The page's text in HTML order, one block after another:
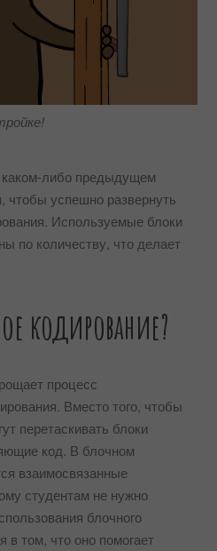
либо предыдущем
чтобы успешно развернуть
Используемые блоки
по количеству, что делает
кодирование?
процесс
Вместо того, чтобы
перетаскивать блоки
код. В блочном
взаимосвязанные
студентам не нужно
блочного
в том, что оно помогает